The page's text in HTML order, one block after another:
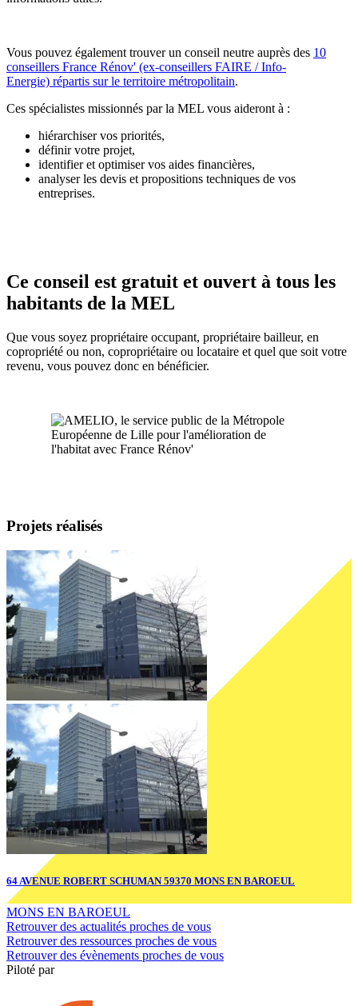
Vous pouvez également trouver un conseil neutre auprès des 10
conseillers France Rénov' (ex-conseillers FAIRE / Info-
Energie) répartis sur le territoire métropolitain.
Ces spécialistes missionnés par la MEL vous aideront à :
hiérarchiser vos priorités,
définir votre projet,
identifier et optimiser vos aides financières,
analyser les devis et propositions techniques de vos
entreprises.
Ce conseil est gratuit et ouvert à tous les
habitants de la MEL
Que vous soyez propriétaire occupant, propriétaire bailleur, en
copropriété ou non, copropriétaire ou locataire et quel que soit votre
revenu, vous pouvez donc en bénéficier.
Projets réalisés
64 AVENUE ROBERT SCHUMAN 59370 MONS EN BAROEUL
MONS EN BAROEUL
Retrouver des actualités proches de vous
Retrouver des ressources proches de vous
Retrouver des évènements proches de vous
Piloté par